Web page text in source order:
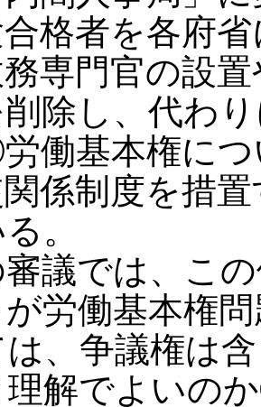
格者を各府
専門官の設
除し、代わ
働基本権に
係制度を措
。
議では、こ
労働基本権
、争議権は
理解でよいの